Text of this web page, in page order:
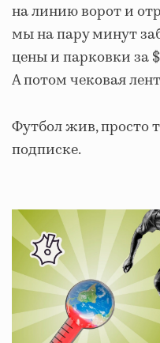
на линию ворот и
мы на пару минут
цены и парковки за
А потом чековая
Футбол жив, просто
подписке.